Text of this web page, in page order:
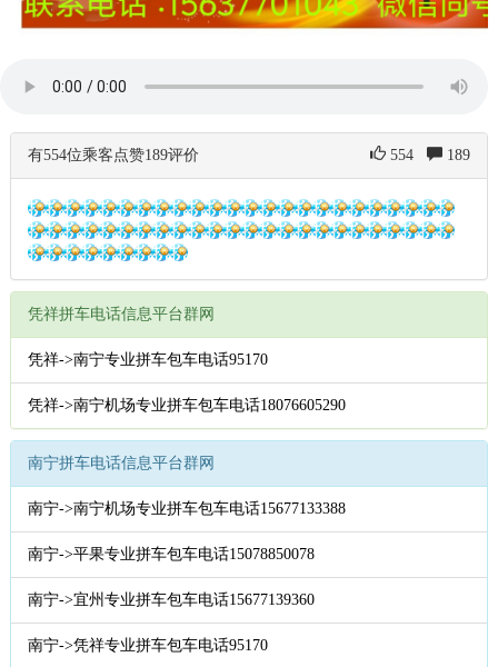
有554位乘客点赞189评价 554 189
凭祥拼车电话信息平台群网
凭祥->南宁专业拼车包车电话95170
凭祥->南宁机场专业拼车包车电话18076605290
南宁拼车电话信息平台群网
南宁->南宁机场专业拼车包车电话15677133388
南宁->平果专业拼车包车电话15078850078
南宁->宜州专业拼车包车电话15677139360
南宁->凭祥专业拼车包车电话95170